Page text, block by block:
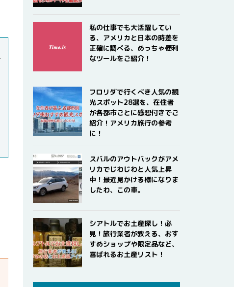
私の仕事でも大活躍してい
る、アメリカと日本の時差を
正確に調べる、めっちゃ便利
なツールをご紹介！
フロリダで行くべき人気の観
光スポット28選を、在住者
が各都市ごとに感想付きでご
紹介！アメリカ旅行の参考
に！
スバルのアウトバックがアメ
リカでじわじわと人気上昇
中！最近見かける様になりま
したわ、この車。
シアトルでお土産探し！必
見！旅行業者が教える、おす
すめショップや限定品など、
喜ばれるお土産リスト！